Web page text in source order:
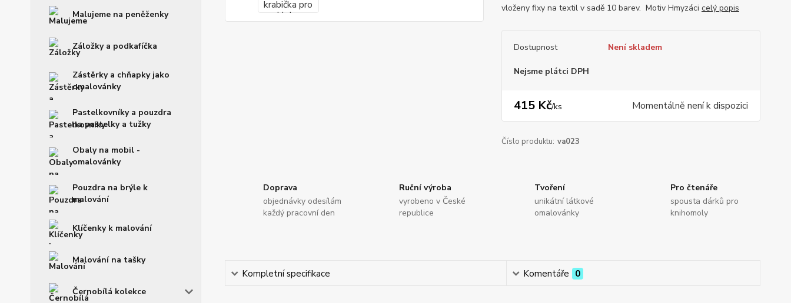
Malujeme na peněženky
Záložky a podkafíčka
Zástěrky a chňapky jako
omalovánky
Pastelkovníky a pouzdra
na pastelky a tužky
Obaly na mobil -
omalovánky
Pouzdra na brýle k
malování
Klíčenky k malování
Malování na tašky
Černobílá kolekce
vloženy fixy na textil v sadě 10 barev. Motiv Hmyzáci celý popis
Dostupnost Není skladem
Nejsme plátci DPH
415 Kč/ks Momentálně není k dispozici
Číslo produktu: va023
Doprava
objednávky odesílám
každý pracovní den
Ruční výroba
vyrobeno v České
republice
Tvoření
unikátní látkové
omalovánky
Pro čtenáře
spousta dárků pro
knihomoly
Kompletní specifikace Komentáře 0